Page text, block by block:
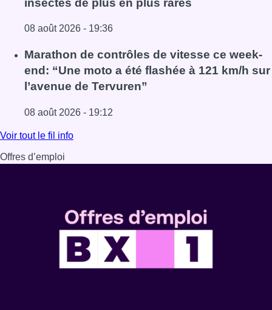
insectes de plus en plus rares
08 août 2026 - 19:36
Lire l'article Au Moeraske, Bart Hanssens recense des
Marathon de contrôles de vitesse ce week-
end: “Une moto a été flashée à 121 km/h sur
l’avenue de Tervuren”
08 août 2026 - 19:12
Lire l'article Marathon de contrôles de vitesse ce week-
Voir tout le fil info
Offres d’emploi